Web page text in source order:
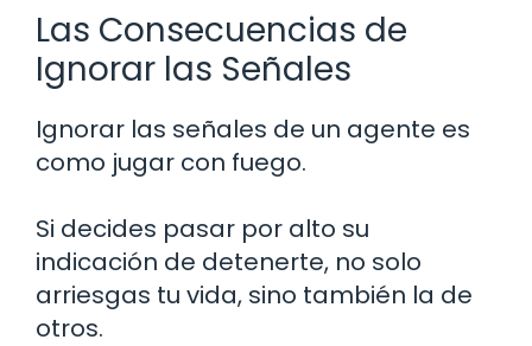
Las Consecuencias de
Ignorar las Señales
Ignorar las señales de un agente es
como jugar con fuego.
Si decides pasar por alto su
indicación de detenerte, no solo
arriesgas tu vida, sino también la de
otros.